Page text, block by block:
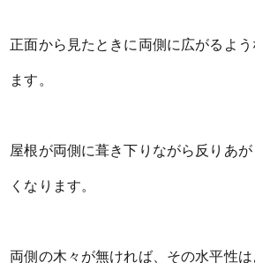
正面から見たときに両側に広がるよ
ます。
屋根が両側に葺き下りながら反りあ
くなります。
両側の木々が無ければ、その水平性